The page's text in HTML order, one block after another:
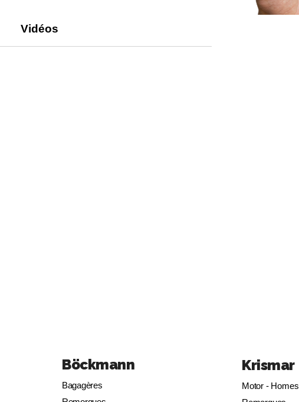
Vidéos
Böckmann
Bagagères
Krismar
Motor - Homes